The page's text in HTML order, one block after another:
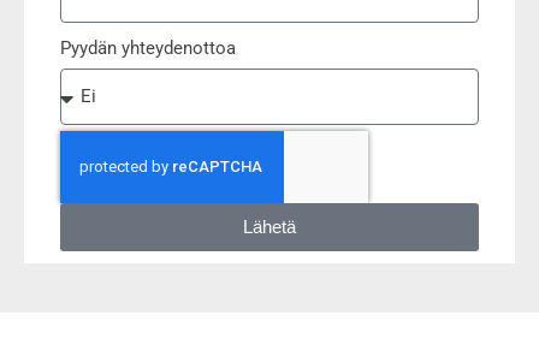
Pyydän yhteydenottoa
Lähetä